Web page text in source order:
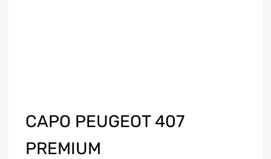
CAPO PEUGEOT 407
PREMIUM